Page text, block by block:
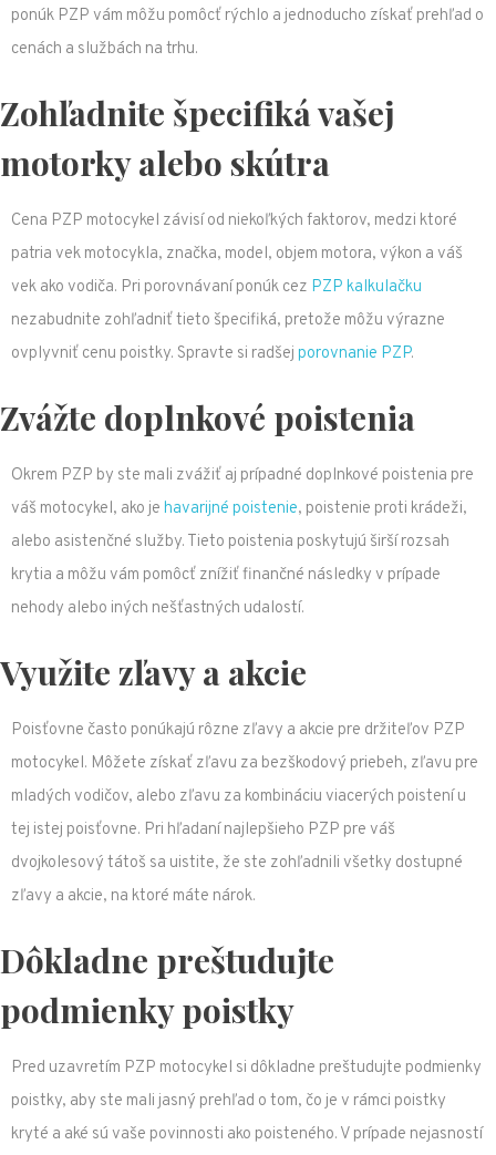
ponúk PZP vám môžu pomôcť rýchlo a jednoducho získať prehľad o
cenách a službách na trhu.
Zohľadnite špecifiká vašej
motorky alebo skútra
Cena PZP motocykel závisí od niekoľkých faktorov, medzi ktoré
patria vek motocykla, značka, model, objem motora, výkon a váš
vek ako vodiča. Pri porovnávaní ponúk cez PZP kalkulačku
nezabudnite zohľadniť tieto špecifiká, pretože môžu výrazne
ovplyvniť cenu poistky. Spravte si radšej porovnanie PZP.
Zvážte doplnkové poistenia
Okrem PZP by ste mali zvážiť aj prípadné doplnkové poistenia pre
váš motocykel, ako je havarijné poistenie, poistenie proti krádeži,
alebo asistenčné služby. Tieto poistenia poskytujú širší rozsah
krytia a môžu vám pomôcť znížiť finančné následky v prípade
nehody alebo iných nešťastných udalostí.
Využite zľavy a akcie
Poisťovne často ponúkajú rôzne zľavy a akcie pre držiteľov PZP
motocykel. Môžete získať zľavu za bezškodový priebeh, zľavu pre
mladých vodičov, alebo zľavu za kombináciu viacerých poistení u
tej istej poisťovne. Pri hľadaní najlepšieho PZP pre váš
dvojkolesový tátoš sa uistite, že ste zohľadnili všetky dostupné
zľavy a akcie, na ktoré máte nárok.
Dôkladne preštudujte
podmienky poistky
Pred uzavretím PZP motocykel si dôkladne preštudujte podmienky
poistky, aby ste mali jasný prehľad o tom, čo je v rámci poistky
kryté a aké sú vaše povinnosti ako poisteného. V prípade nejasností